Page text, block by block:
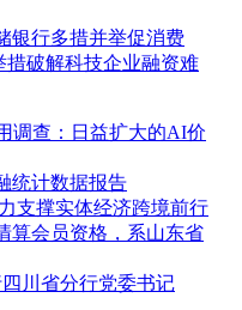
银行多措并举促消费
措破解科技企业融资难
调查：日益扩大的AI价
统计数据报告
支撑实体经济跨境前行
算会员资格，系山东省
川省分行党委书记